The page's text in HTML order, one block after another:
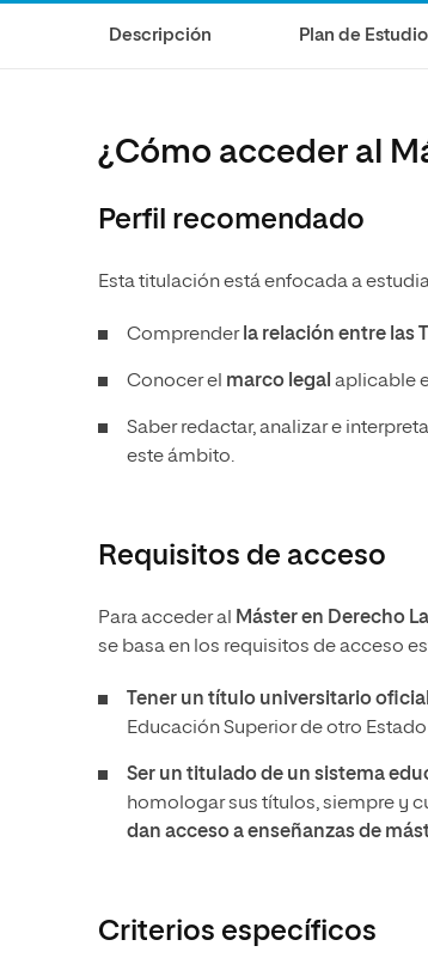
Artes
Descripción Plan de
¿Cómo acceder al
Perfil recomendado
Esta titulación está enfocada a
Comprenderla relación entre las
Conocer el marco legal aplicable
Saber redactar, analizar e
este ámbito.
Requisitos de acceso
Para acceder al Máster en Derecho
se basa en los requisitos de acceso
Tener un título universitario
Educación Superior de otro
Ser un titulado de un sistema
homologar sus títulos, siempre y
dan acceso a enseñanzas de
Criterios específicos